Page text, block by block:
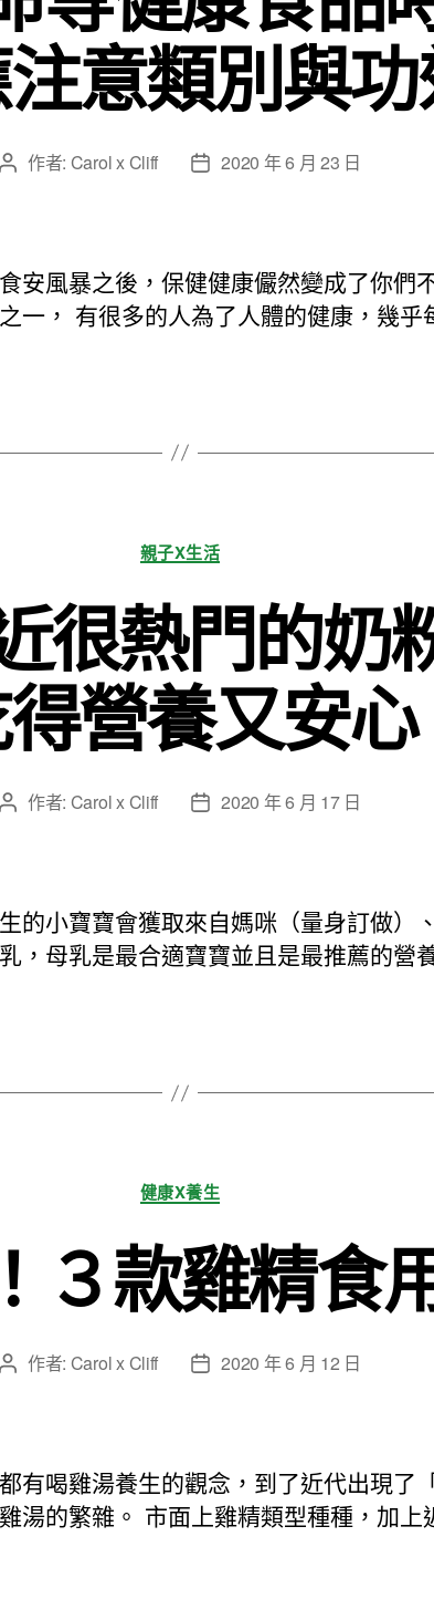
意類別與
文 作者: Carol x Cliff
文
日
期
2020 年 6 月 23 日
安風暴之後，保健健康儼然變成了你們
一， 有很多的人為了人體的健康，幾乎
分
類
親子X生活
很熱門的奶
營養又安心
文 作者: Carol x Cliff
文
日
期
2020 年 6 月 17 日
的小寶寶會獲取來自媽咪（量身訂做）
，母乳是最合適寶寶並且是最推薦的營
分
類
健康X養生
３款雞精食
文 作者: Carol x Cliff
文
日
期
2020 年 6 月 12 日
有喝雞湯養生的觀念，到了近代出現了
湯的繁雜。 市面上雞精類型種種，加上